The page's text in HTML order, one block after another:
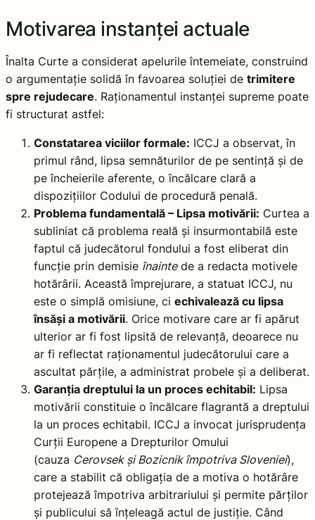
Motivarea instanței actuale
Înalta Curte a considerat apelurile întemeiate, construind
o argumentație solidă în favoarea soluției de trimitere
spre rejudecare. Raționamentul instanței supreme poate
fi structurat astfel:
Constatarea viciilor formale: ICCJ a observat, în
primul rând, lipsa semnăturilor de pe sentință și de
pe încheierile aferente, o încălcare clară a
dispozițiilor Codului de procedură penală.
Problema fundamentală – Lipsa motivării: Curtea a
subliniat că problema reală și insurmontabilă este
faptul că judecătorul fondului a fost eliberat din
funcție prin demisie înaintede a redacta motivele
hotărârii. Această împrejurare, a statuat ICCJ, nu
este o simplă omisiune, ci echivalează cu lipsa
însăși a motivării. Orice motivare care ar fi apărut
ulterior ar fi fost lipsită de relevanță, deoarece nu
ar fi reflectat raționamentul judecătorului care a
ascultat părțile, a administrat probele și a deliberat.
Garanția dreptului la un proces echitabil: Lipsa
motivării constituie o încălcare flagrantă a dreptului
la un proces echitabil. ICCJ a invocat jurisprudența
Curții Europene a Drepturilor Omului
(cauza Cerovsek și Bozicnik împotriva Sloveniei),
care a stabilit că obligația de a motiva o hotărâre
protejează împotriva arbitrariului și permite părților
și publicului să înțeleagă actul de justiție. Când